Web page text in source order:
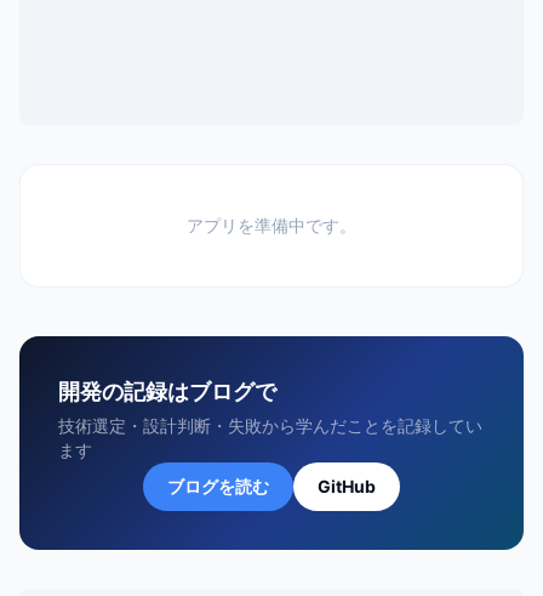
アプリを準備中です。
開発の記録はブログで
技術選定・設計判断・失敗から学んだことを記録してい
ます
ブログを読む
GitHub